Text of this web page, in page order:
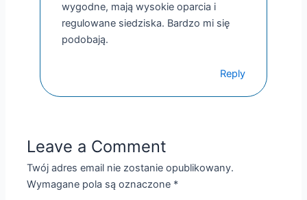
wygodne, mają wysokie oparcia i
regulowane siedziska. Bardzo mi się
podobają.
Reply
Leave a Comment
Twój adres email nie zostanie opublikowany.
Wymagane pola są oznaczone *